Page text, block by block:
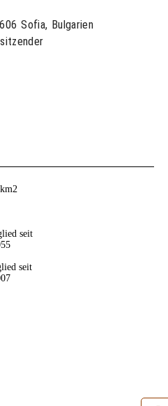
Sofia, Bulgarien
seit
seit